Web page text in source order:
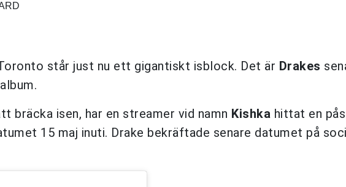
står just nu ett gigantiskt isblock. Det är Drakes
bräcka isen, har en streamer vid namn Kishka hittat en
15 maj inuti. Drake bekräftade senare datumet på